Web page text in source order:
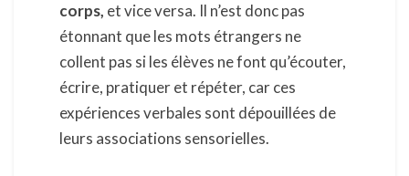
corps, et vice versa. Il n’est donc pas
étonnant que les mots étrangers ne
collent pas si les élèves ne font qu’écouter,
écrire, pratiquer et répéter, car ces
expériences verbales sont dépouillées de
leurs associations sensorielles.